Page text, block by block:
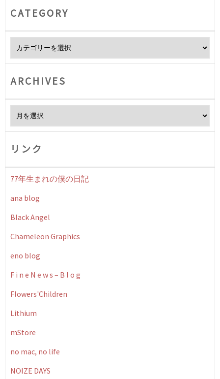
CATEGORY
ARCHIVES
リンク
77年生まれの僕の日記
ana blog
Black Angel
Chameleon Graphics
eno blog
F i n e N e w s – B l o g
Flowers'Children
Lithium
mStore
no mac, no life
NOIZE DAYS